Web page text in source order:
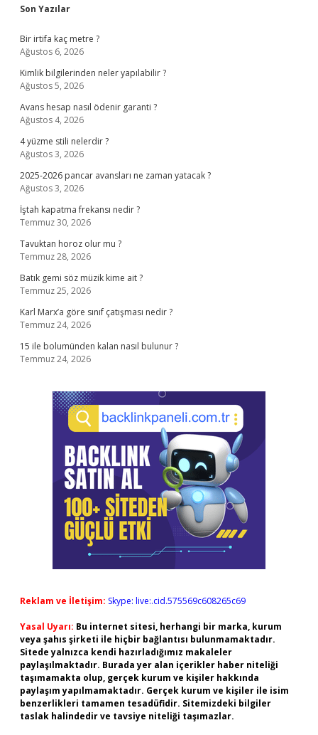
Sidebar
Son Yazılar
Bir irtifa kaç metre ?
Ağustos 6, 2026
Kimlik bilgilerinden neler yapılabilir ?
Ağustos 5, 2026
Avans hesap nasıl ödenir garanti ?
Ağustos 4, 2026
4 yüzme stili nelerdir ?
Ağustos 3, 2026
2025-2026 pancar avansları ne zaman yatacak ?
Ağustos 3, 2026
İştah kapatma frekansı nedir ?
Temmuz 30, 2026
Tavuktan horoz olur mu ?
Temmuz 28, 2026
Batık gemi söz müzik kime ait ?
Temmuz 25, 2026
Karl Marx’a göre sınıf çatışması nedir ?
Temmuz 24, 2026
15 ile bolumünden kalan nasıl bulunur ?
Temmuz 24, 2026
Reklam ve İletişim: Skype: live:.cid.575569c608265c69
Yasal Uyarı: Bu internet sitesi, herhangi bir marka, kurum
veya şahıs şirketi ile hiçbir bağlantısı bulunmamaktadır.
Sitede yalnızca kendi hazırladığımız makaleler
paylaşılmaktadır. Burada yer alan içerikler haber niteliği
taşımamakta olup, gerçek kurum ve kişiler hakkında
paylaşım yapılmamaktadır. Gerçek kurum ve kişiler ile isim
benzerlikleri tamamen tesadüfidir. Sitemizdeki bilgiler
taslak halindedir ve tavsiye niteliği taşımazlar.